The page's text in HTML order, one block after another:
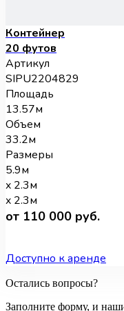
Контейнер
20 футов
Артикул
SIPU2204829
Площадь
13.57м
Объем
33.2м
Размеры
5.9м
x 2.3м
x 2.3м
от 110 000 руб.
Доступно к аренде
Остались вопросы?
Заполните форму, и